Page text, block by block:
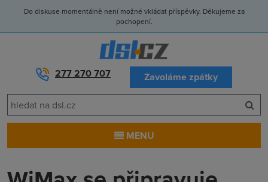
Do diskuse momentálně není možné vkládat příspěvky. Děkujeme za
pochopení.
277 270 707 Zavoláme zpátky
MENU